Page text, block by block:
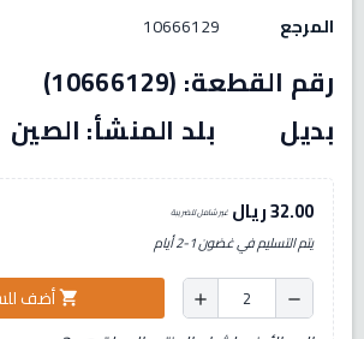
المرجع 10666129
رقم
بديل بلد المنشأ: الصين
32.00 ريال غير شامل للضريبة
يتم التسليم في غضون 1-2 أيام
remove
add
shopping_cartأضف